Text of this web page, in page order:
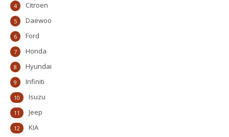
4 Citroen
5 Daewoo
6 Ford
7 Honda
8 Hyundai
9 Infiniti
10 Isuzu
11 Jeep
12 KIA